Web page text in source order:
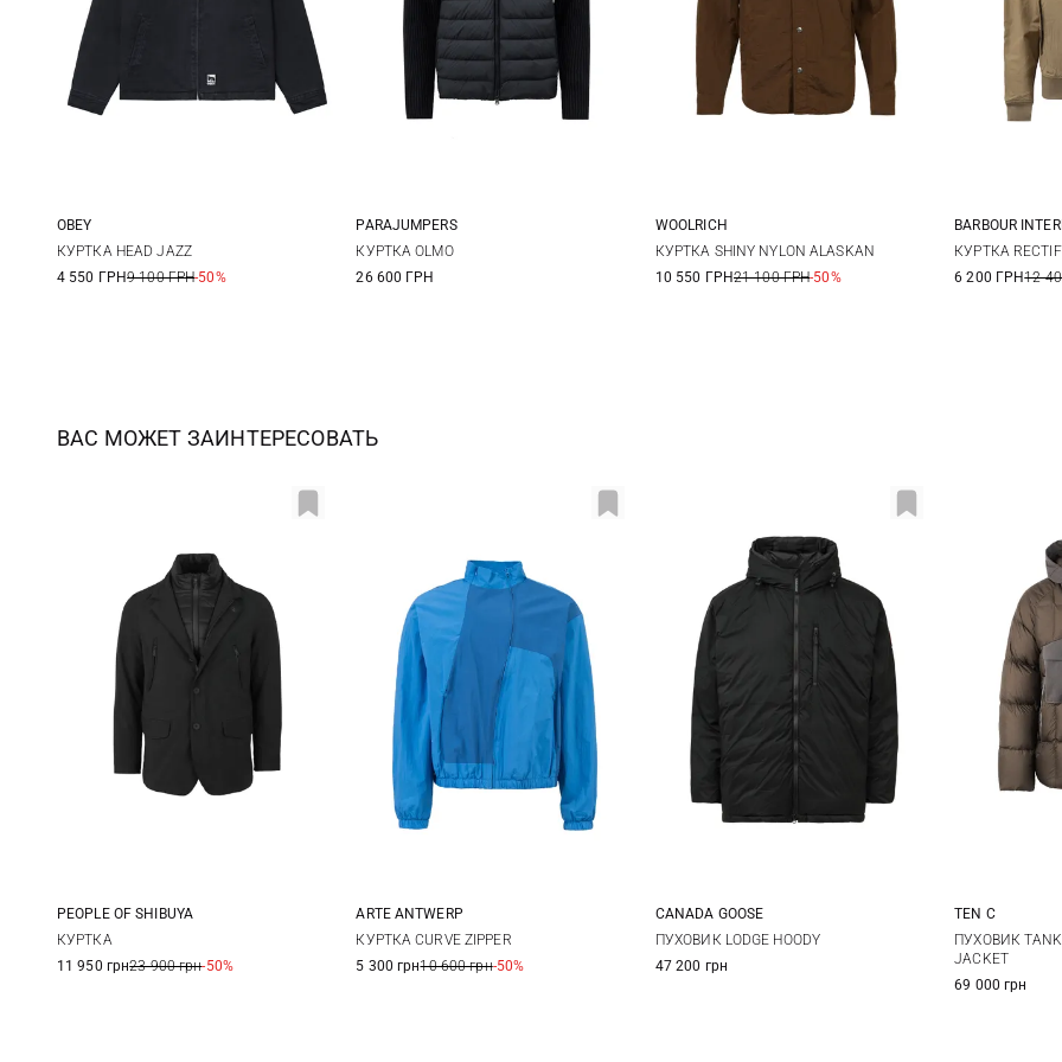
S M
OBEY
КУРТКА HEAD JAZZ
4 550 ГРН9 100 ГРН-50%
M
PARAJUMPERS
КУРТКА OLMO
26 600 ГРН
L
WOOLRICH
КУРТКА SHINY NYLON ALASKAN
10 550 ГРН21 100 ГРН-50%
M
BARBOUR
КУРТКА
6 200 ГРН12
ВАС МОЖЕТ ЗАИНТЕРЕСОВАТЬ
48
PEOPLE OF SHIBUYA
КУРТКА
11 950 грн23 900 грн-50%
XS S
ARTE ANTWERP
КУРТКА CURVE ZIPPER
5 300 грн10 600 грн-50%
S M
CANADA GOOSE
ПУХОВИК LODGE HOODY
47 200 грн
48
TEN C
ПУХОВИК
JACKET
69 000 грн